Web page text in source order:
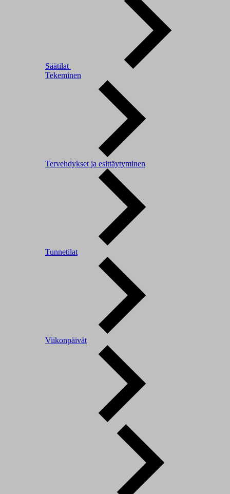
Säätilat
Tekeminen
Tervehdykset ja esittäytyminen
Tunnetilat
Viikonpäivät